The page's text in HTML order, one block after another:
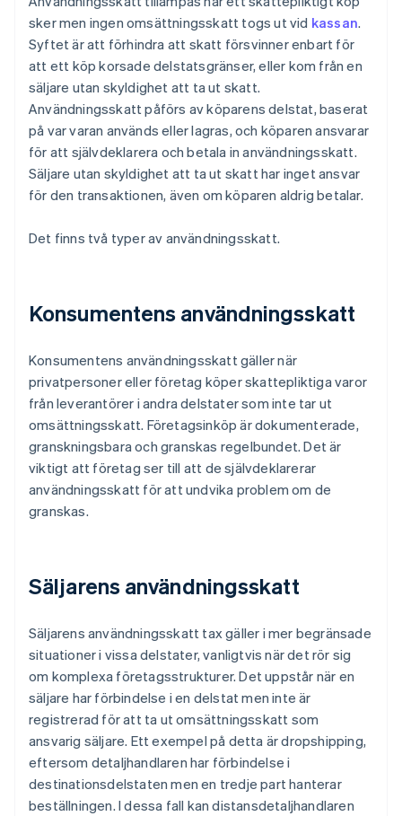
sker men ingen omsättningsskatt togs ut vid kassan.
Syftet är att förhindra att skatt försvinner enbart för
att ett köp korsade delstatsgränser, eller kom från en
säljare utan skyldighet att ta ut skatt.
Användningsskatt påförs av köparens delstat, baserat
på var varan används eller lagras, och köparen ansvarar
för att självdeklarera och betala in användningsskatt.
Säljare utan skyldighet att ta ut skatt har inget ansvar
för den transaktionen, även om köparen aldrig betalar.
Det finns två typer av användningsskatt.
Konsumentens användningsskatt
Konsumentens användningsskatt gäller när
privatpersoner eller företag köper skattepliktiga varor
från leverantörer i andra delstater som inte tar ut
omsättningsskatt. Företagsinköp är dokumenterade,
granskningsbara och granskas regelbundet. Det är
viktigt att företag ser till att de självdeklarerar
användningsskatt för att undvika problem om de
granskas.
Säljarens användningsskatt
Säljarens användningsskatt tax gäller i mer begränsade
situationer i vissa delstater, vanligtvis när det rör sig
om komplexa företagsstrukturer. Det uppstår när en
säljare har förbindelse i en delstat men inte är
registrerad för att ta ut omsättningsskatt som
ansvarig säljare. Ett exempel på detta är dropshipping,
eftersom detaljhandlaren har förbindelse i
destinationsdelstaten men en tredje part hanterar
beställningen. I dessa fall kan distansdetaljhandlaren